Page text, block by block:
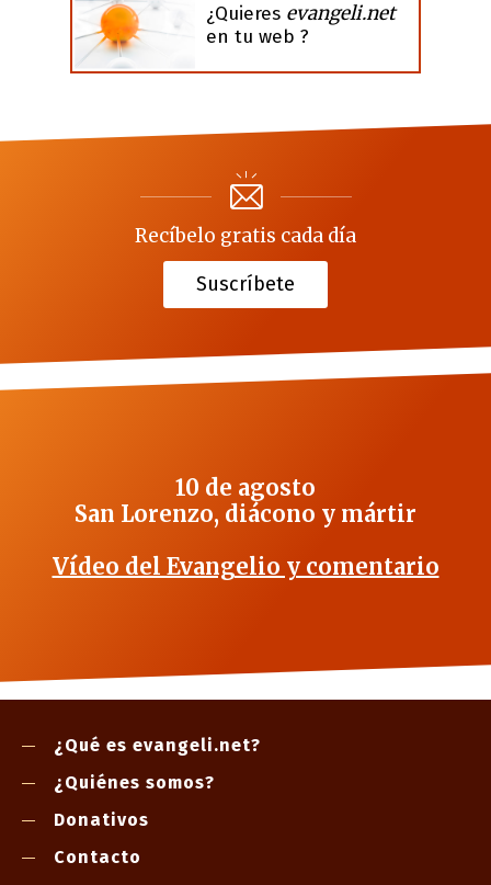
¿Quieres evangeli.net
en tu web ?
Recíbelo gratis cada día
Suscríbete
10 de agosto
San Lorenzo, diácono y mártir
Vídeo del Evangelio y comentario
¿Qué es evangeli.net?
¿Quiénes somos?
Donativos
Contacto